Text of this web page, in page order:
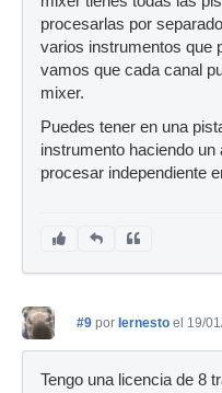
procesarlas por
varios instrumentos que
vamos que cada canal
mixer.
Puedes tener en una
instrumento haciendo un
procesar independiente
#9 por Iernesto el 19/
Tengo una licencia de 8